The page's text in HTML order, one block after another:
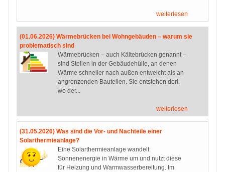
weiterlesen
(01.06.2026) Wärmebrücken bei Wohngebäuden – warum sie
problematisch sind
Wärmebrücken – auch Kältebrücken genannt –
sind Stellen in der Gebäudehülle, an denen
Wärme schneller nach außen entweicht als an
angrenzenden Bauteilen. Sie entstehen dort,
wo der...
weiterlesen
(31.05.2026) Was sind die Vor- und Nachteile einer
Solarthermieanlage?
Eine Solarthermieanlage wandelt
Sonnenenergie in Wärme um und nutzt diese
für Heizung und Warmwasserbereitung. Im